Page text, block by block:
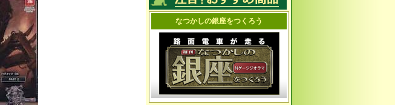
なつかしの銀座をつくろう